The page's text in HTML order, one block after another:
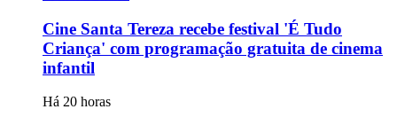
Cine Santa Tereza recebe festival 'É Tudo
Criança' com programação gratuita de cinema
infantil
Há 20 horas